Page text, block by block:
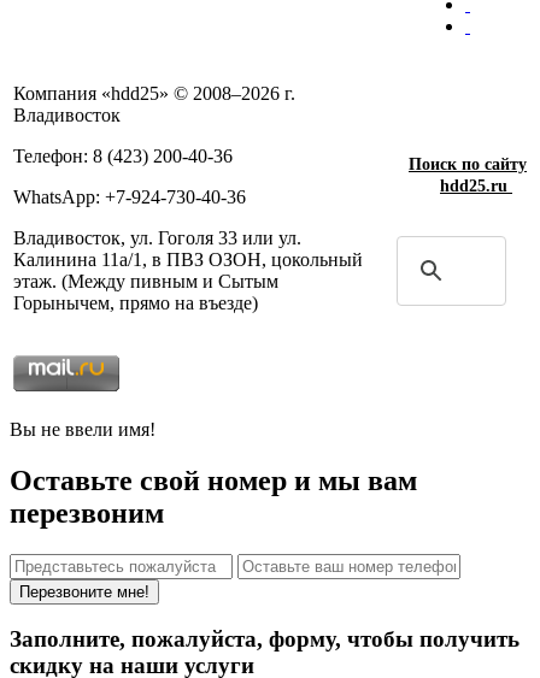
Компания «hdd25» © 2008–2026 г.
Владивосток
Телефон: 8 (423) 200-40-36
WhatsApp: +7-924-730-40-36
Владивосток, ул. Гоголя 33 или ул.
Калинина 11а/1, в ПВЗ ОЗОН, цокольный
этаж. (Между пивным и Сытым
Горынычем, прямо на въезде)
Поиск по сайту
hdd25.ru
Вы не ввели имя!
Оставьте свой номер и мы вам
перезвоним
Перезвоните мне!
Заполните, пожалуйста, форму, чтобы получить
скидку на наши услуги